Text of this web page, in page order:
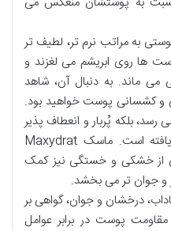
به مراتب نرم تر، لطیف تر
ها روی ابریشم می لغزند و
می ماند. به دنبال آن، شاهد
کشسانی پوست خواهید بود.
بلکه پُربار و انعطاف پذیر
می شود، گویی که جانی دوباره یافته است. ماسک Maxydrat
از خشکی و خستگی نیز کمک
جوان تر می بخشد.
درخشان و جوان، گواهی بر
پوست در برابر عوامل